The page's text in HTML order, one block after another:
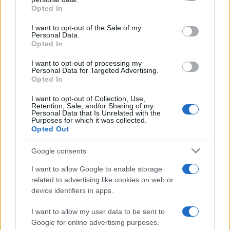
grant or deny consent to Google and its third-party tags to
use your data for below specified purposes in below Google
consent section.
Opted In
I want to opt-out of the Sale of my
Personal Data.
Opted In
I want to opt-out of processing my
Personal Data for Targeted Advertising.
Opted In
I want to opt-out of Collection, Use,
Retention, Sale, and/or Sharing of my
Personal Data that Is Unrelated with the
Purposes for which it was collected.
Opted Out
Google consents
I want to allow Google to enable storage
related to advertising like cookies on web or
device identifiers in apps.
I want to allow my user data to be sent to
Google for online advertising purposes.
10:2426.10.21
Έγινε κάτω από τα πόδια μας